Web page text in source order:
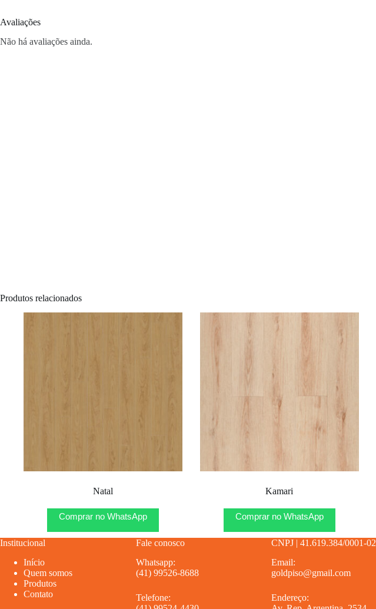
Avaliações
Não há avaliações ainda.
Produtos relacionados
Natal
Comprar no WhatsApp
Kamari
Comprar no WhatsApp
Institucional
Início
Quem somos
Produtos
Contato
Fale conosco
Whatsapp:
(41) 99526-8688
Telefone:
CNPJ | 41.619.384/0001-02
Email:
goldpiso@gmail.com
Endereço: